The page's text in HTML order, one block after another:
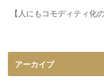
【人にもコモディティ化
アーカイブ